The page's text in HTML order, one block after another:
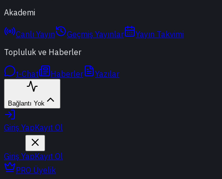
Akademi
Canlı Yayın Geçmiş Yayınlar
Yayın Takvimi
Topluluk ve Haberler
t-Chat Haberler Yazılar
Bağlantı Yok
Giriş YapKayıt Ol
Giriş YapKayıt Ol
PRO Üyelik